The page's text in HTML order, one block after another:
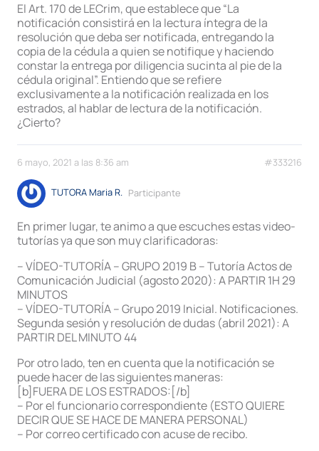
El Art. 170 de LECrim, que establece que “La
notificación consistirá en la lectura íntegra de la
resolución que deba ser notificada, entregando la
copia de la cédula a quien se notifique y haciendo
constar la entrega por diligencia sucinta al pie de la
cédula original”. Entiendo que se refiere
exclusivamente a la notificación realizada en los
estrados, al hablar de lectura de la notificación.
¿Cierto?
6 mayo, 2021 a las 8:36 am #333216
TUTORA Maria R. Participante
En primer lugar, te animo a que escuches estas video-
tutorías ya que son muy clarificadoras:
– VÍDEO-TUTORÍA – GRUPO 2019 B – Tutoría Actos de
Comunicación Judicial (agosto 2020): A PARTIR 1H 29
MINUTOS
– VÍDEO-TUTORÍA – Grupo 2019 Inicial. Notificaciones.
Segunda sesión y resolución de dudas (abril 2021): A
PARTIR DEL MINUTO 44
Por otro lado, ten en cuenta que la notificación se
puede hacer de las siguientes maneras:
[b]FUERA DE LOS ESTRADOS:[/b]
– Por el funcionario correspondiente (ESTO QUIERE
DECIR QUE SE HACE DE MANERA PERSONAL)
– Por correo certificado con acuse de recibo.